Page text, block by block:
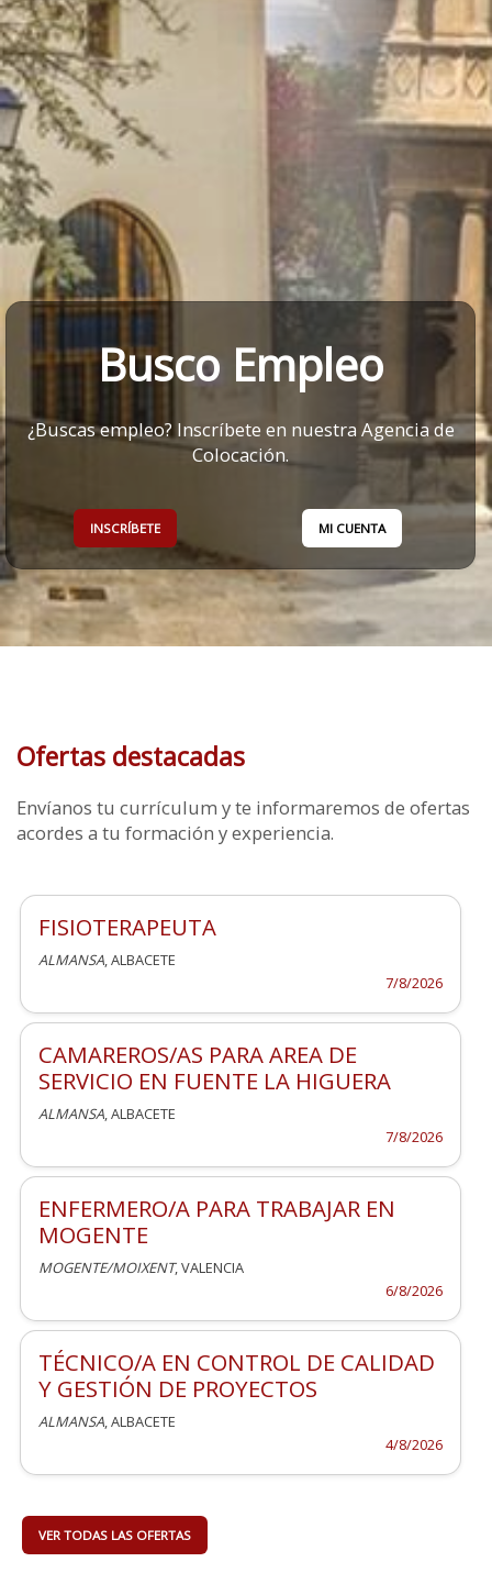
Busco Empleo
¿Buscas empleo? Inscríbete en nuestra Agencia de
Colocación.
INSCRÍBETE MI CUENTA
Ofertas destacadas
Envíanos tu currículum y te informaremos de ofertas
acordes a tu formación y experiencia.
FISIOTERAPEUTA
ALMANSA, ALBACETE
7/8/2026
CAMAREROS/AS PARA AREA DE
SERVICIO EN FUENTE LA HIGUERA
ALMANSA, ALBACETE
7/8/2026
ENFERMERO/A PARA TRABAJAR EN
MOGENTE
MOGENTE/MOIXENT, VALENCIA
6/8/2026
TÉCNICO/A EN CONTROL DE CALIDAD
Y GESTIÓN DE PROYECTOS
ALMANSA, ALBACETE
4/8/2026
VER TODAS LAS OFERTAS